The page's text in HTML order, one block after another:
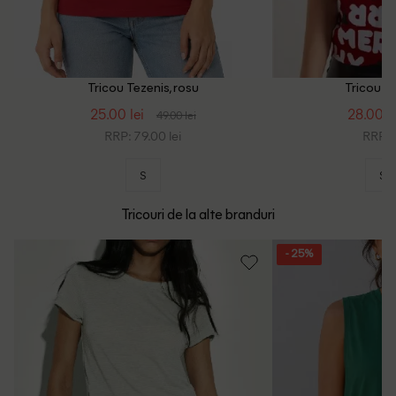
Tricou Tezenis, rosu
25.00 lei 49.00 lei
RRP: 79.00 lei
S
Tricou
28.00
RRP:
S
Tricouri de la alte branduri
- 25%